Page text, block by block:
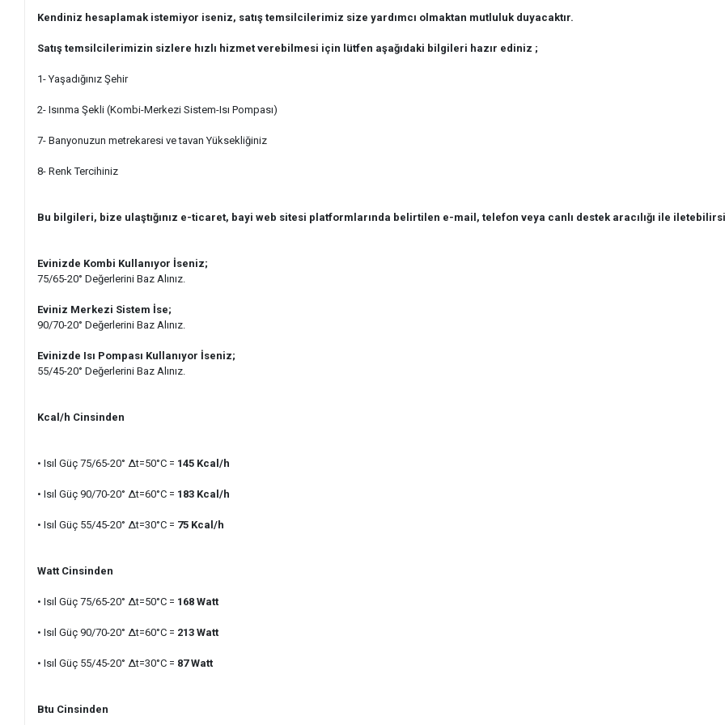
Kendiniz hesaplamak istemiyor iseniz, satış temsilcilerimiz size yardımcı olmaktan mutluluk duyacaktır.
Satış temsilcilerimizin sizlere hızlı hizmet verebilmesi için lütfen aşağıdaki bilgileri hazır ediniz ;
1- Yaşadığınız Şehir
2- Isınma Şekli (Kombi-Merkezi Sistem-Isı Pompası)
7- Banyonuzun metrekaresi ve tavan Yüksekliğiniz
8- Renk Tercihiniz
Bu bilgileri, bize ulaştığınız e-ticaret, bayi web sitesi platformlarında belirtilen e-mail, telefon veya canlı destek aracılığı ile
Evinizde Kombi Kullanıyor İseniz;
75/65-20° Değerlerini Baz Alınız.
Eviniz Merkezi Sistem İse;
90/70-20° Değerlerini Baz Alınız.
Evinizde Isı Pompası Kullanıyor İseniz;
55/45-20° Değerlerini Baz Alınız.
Kcal/h Cinsinden
• Isıl Güç 75/65-20° ∆t=50°C = 145 Kcal/h
• Isıl Güç 90/70-20° ∆t=60°C = 183 Kcal/h
• Isıl Güç 55/45-20° ∆t=30°C = 75 Kcal/h
Watt Cinsinden
• Isıl Güç 75/65-20° ∆t=50°C = 168 Watt
• Isıl Güç 90/70-20° ∆t=60°C = 213 Watt
• Isıl Güç 55/45-20° ∆t=30°C = 87Watt
Btu Cinsinden